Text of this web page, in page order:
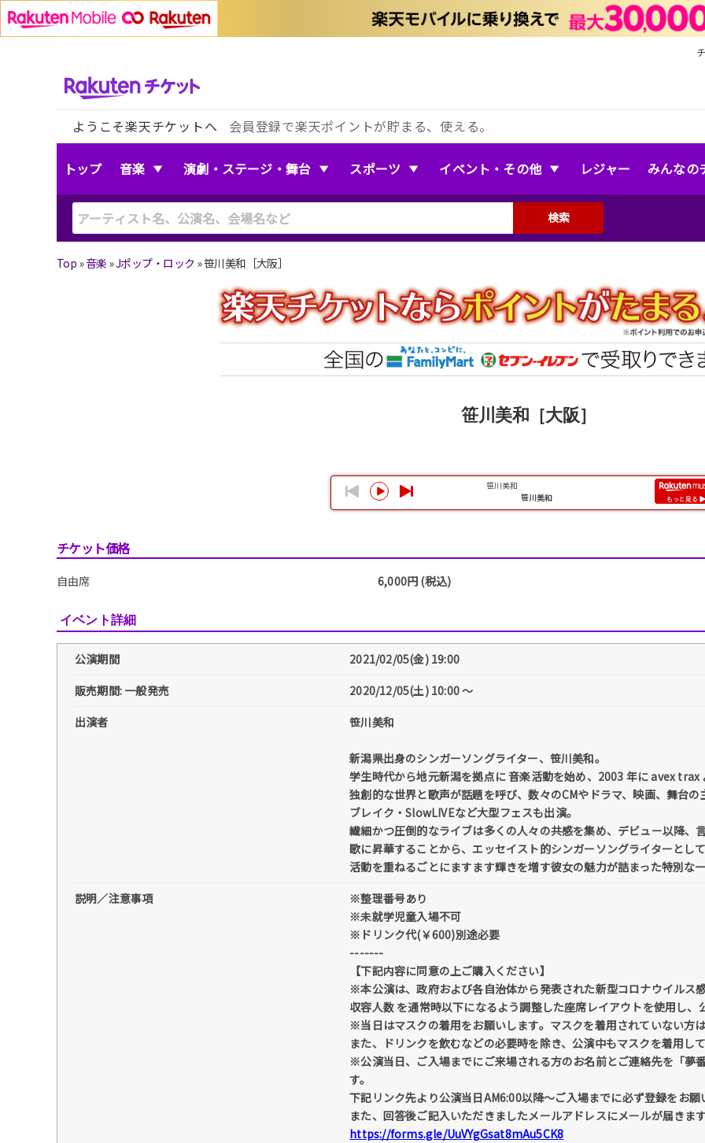
ようこそ楽天チケットへ 会員登録で楽天ポイントが貯まる、使える。
トップ 音楽 演劇・ステージ・舞台 スポーツ イベント・その他 レジャー みんなの
検索
Top »音楽 »Jポップ・ロック »笹川美和［大阪］
笹川美和［大阪］
チケット価格
自由席 6,000円 (税込)
イベント詳細
公演期間
2021/02/05(金) 19:00
販売期間: 一般発売
2020/12/05(土) 10:00 〜
出演者
笹川美和
新潟県出身のシンガーソングライター、笹川美和。
学生時代から地元新潟を拠点に 音楽活動を始め、2003 年に avex trax
独創的な世界と歌声が話題を呼び、数々のCMやドラマ、映画、舞台
ブレイク・SlowLIVEなど大型フェスも出演。
繊細かつ圧倒的なライブは多くの人々の共感を集め、デビュー以降、
歌に昇華することから、エッセイスト的シンガーソングライターとし
活動を重ねるごとにますます輝きを増す彼女の魅力が詰まった特別な一
説明／注意事項
※整理番号あり
※未就学児童入場不可
※ドリンク代(￥600)別途必要
-------
【下記内容に同意の上ご購入ください】
※本公演は、政府および各自治体から発表された新型コロナウイルス
収容人数 を通常時以下になるよう調整した座席レイアウトを使用し、
※当日はマスクの着用をお願いします。マスクを着用されていない方
また、ドリンクを飲むなどの必要時を除き、公演中もマスクを着用して
※公演当日、ご入場までにご来場される方のお名前とご連絡先を「夢
す。
下記リンク先より公演当日AM6:00以降〜ご入場までに必ず登録をお願
また、回答後ご記入いただきましたメールアドレスにメールが届きま
https://forms.gle/UuVYgGsat8mAu5CK8